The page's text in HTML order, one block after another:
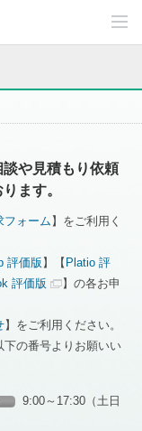
C
n
n
や見積もり依頼
ます。
フォーム 】をご利用く
評価版 】【 Platio 評
評価版
】の各お申
】をご利用ください。
の番号よりお願いい
9:00～17:30（土日